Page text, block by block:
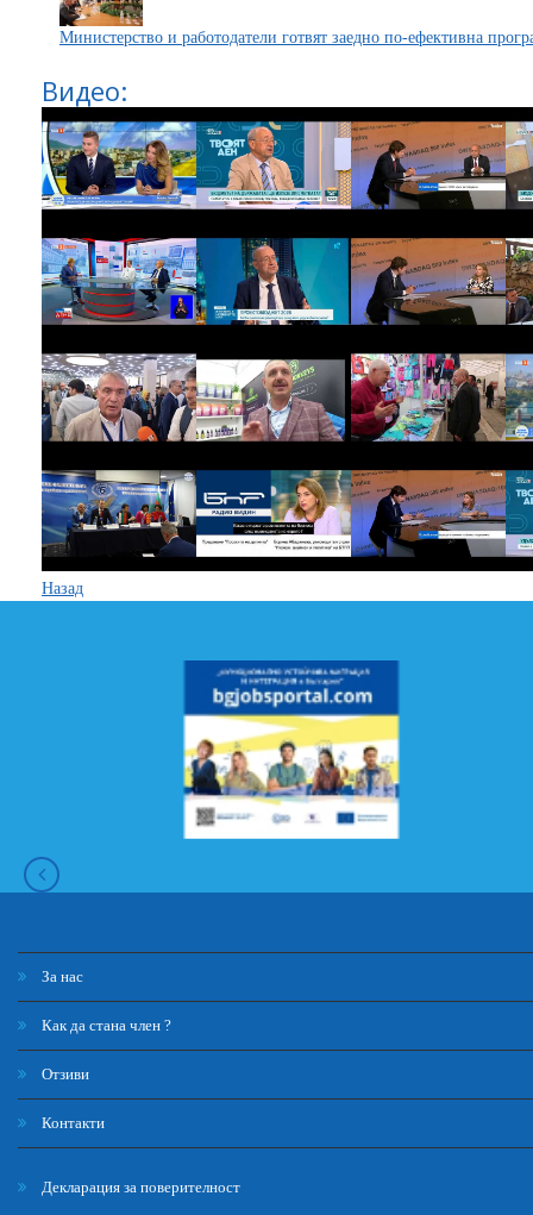
Министерство и работодатели готвят заедно по-ефективна
Видео:
Назад
За нас
Как да стана член ?
Отзиви
Контакти
Декларация за поверителност